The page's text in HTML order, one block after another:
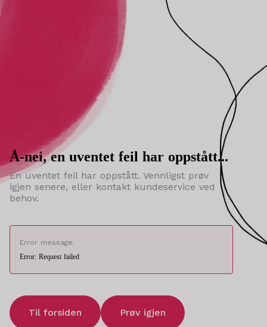
Å-nei, en uventet feil har oppstått...
En uventet feil har oppstått. Vennligst prøv
igjen senere, eller kontakt kundeservice ved
behov.
Error message:
Error: Request failed
Til forsiden Prøv igjen